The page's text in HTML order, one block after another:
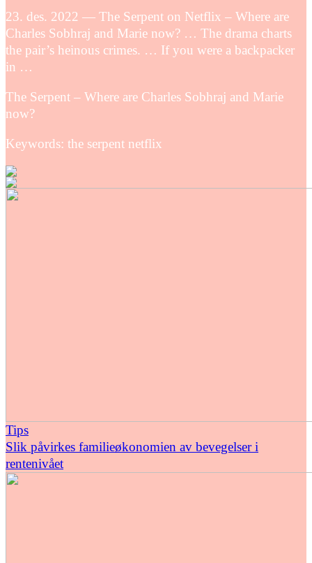
23. des. 2022 — The Serpent on Netflix – Where are
Charles Sobhraj and Marie now? … The drama charts
the pair’s heinous crimes. … If you were a backpacker
in …
The Serpent – Where are Charles Sobhraj and Marie
now?
Keywords: the serpent netflix
Tips
Slik påvirkes familieøkonomien av bevegelser i
rentenivået